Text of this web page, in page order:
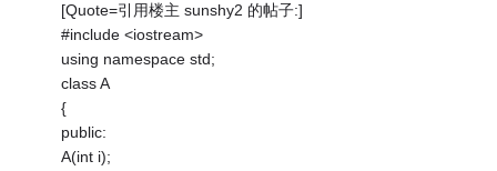
[Quote=引用楼主 sunshy2 的帖子:]
#include <iostream>
using namespace std;
class A
{
public:
A(int i);